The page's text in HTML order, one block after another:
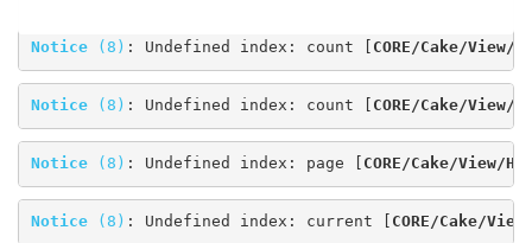
Notice (8) : Undefined index: count [ CORE/Cake/
Notice (8) : Undefined index: count [ CORE/Cake/
Notice (8) : Undefined index: page [ CORE/Cake/View/
Notice (8) : Undefined index: current [ CORE/Cake/